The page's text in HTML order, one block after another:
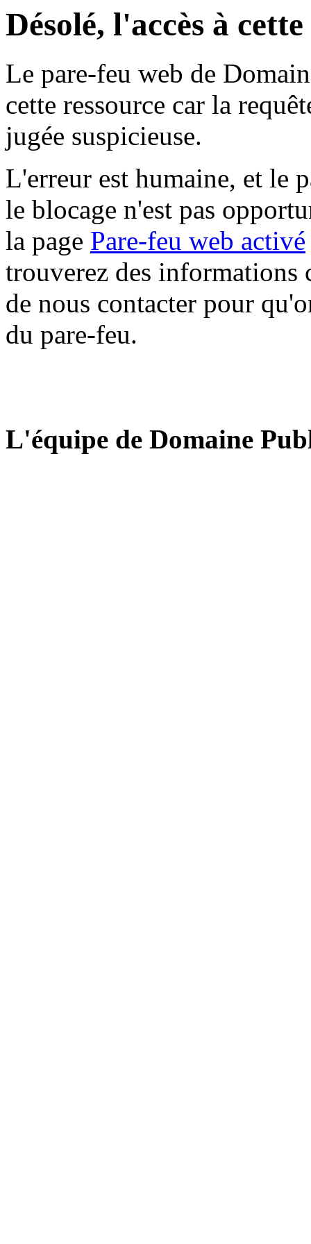
Désolé, l'accès à
Le pare-feu web de
cette ressource car la
jugée suspicieuse.
L'erreur est humaine, et le
le blocage n'est pas
la page Pare-feu web activé
trouverez des informations
de nous contacter pour
du pare-feu.
L'équipe de Domaine